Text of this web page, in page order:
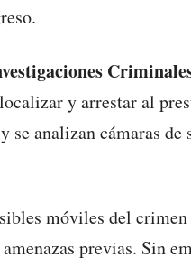
y arrestar al
se analizan cámaras de
móviles del
previas. Sin